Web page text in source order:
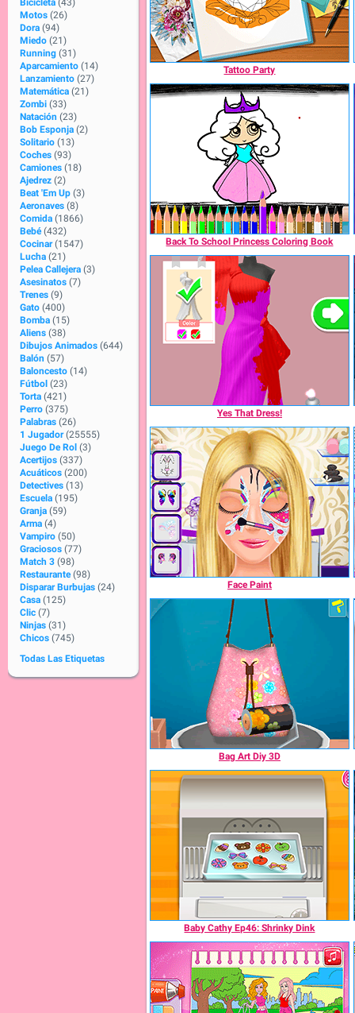
Bicicleta (43)
Motos (26)
Dora (94)
Miedo (21)
Running (31)
Aparcamiento (14)
Lanzamiento (27)
Matemática (21)
Zombi (33)
Natación (23)
Bob Esponja (2)
Solitario (13)
Coches (93)
Camiones (18)
Ajedrez (2)
Beat 'Em Up (3)
Aeronaves (8)
Comida (1866)
Bebé (432)
Cocinar (1547)
Lucha (21)
Pelea Callejera (3)
Asesinatos (7)
Trenes (9)
Gato (400)
Bomba (15)
Aliens (38)
Dibujos Animados (644)
Balón (57)
Baloncesto (14)
Fútbol (23)
Torta (421)
Perro (375)
Palabras (26)
1 Jugador (25555)
Juego De Rol (3)
Acertijos (337)
Acuáticos (200)
Detectives (13)
Escuela (195)
Granja (59)
Arma (4)
Vampiro (50)
Graciosos (77)
Match 3 (98)
Restaurante (98)
Disparar Burbujas (24)
Casa (125)
Clic (7)
Ninjas (31)
Chicos (745)
Todas Las Etiquetas
Tattoo Party
Back To School Princess Coloring Book
Yes That Dress!
Face Paint
Bag Art Diy 3D
Baby Cathy Ep46: Shrinky Dink